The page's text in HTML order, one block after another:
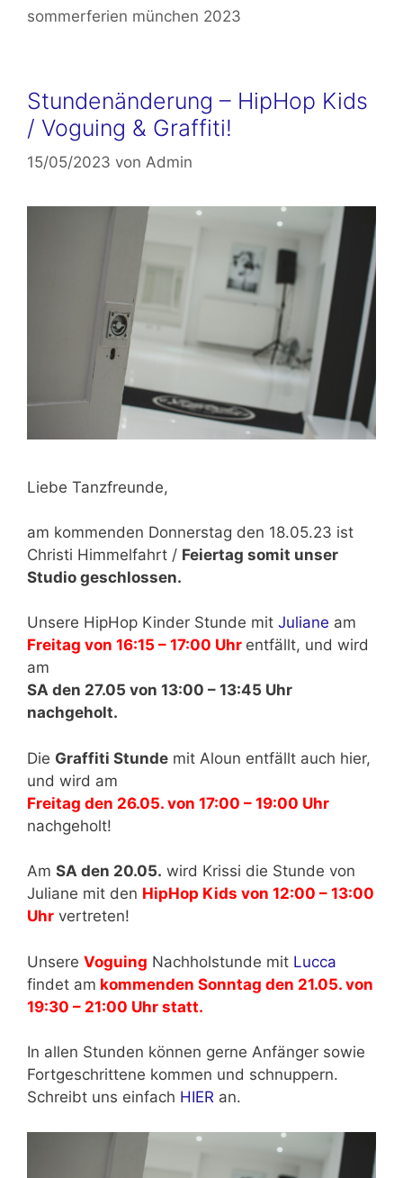
sommerferien münchen 2023
Stundenänderung – HipHop Kids
/ Voguing & Graffiti!
15/05/2023 von Admin
Liebe Tanzfreunde,
am kommenden Donnerstag den 18.05.23 ist
Christi Himmelfahrt / Feiertag somit unser
Studio geschlossen.
Unsere HipHop Kinder Stunde mit Juliane am
Freitag von 16:15 – 17:00 Uhr entfällt, und wird
am
SA den 27.05 von 13:00 – 13:45 Uhr
nachgeholt.
Die Graffiti Stunde mit Aloun entfällt auch hier,
und wird am
Freitag den 26.05. von 17:00 – 19:00 Uhr
nachgeholt!
Am SA den 20.05. wird Krissi die Stunde von
Juliane mit den HipHop Kids von 12:00 – 13:00
Uhr vertreten!
Unsere Voguing Nachholstunde mit Lucca
findet am kommenden Sonntag den 21.05. von
19:30 – 21:00 Uhr statt.
In allen Stunden können gerne Anfänger sowie
Fortgeschrittene kommen und schnuppern.
Schreibt uns einfach HIER an.